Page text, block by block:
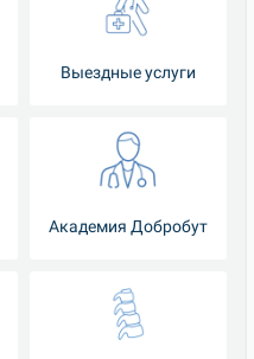
Выездные услуги
Академия Добробут